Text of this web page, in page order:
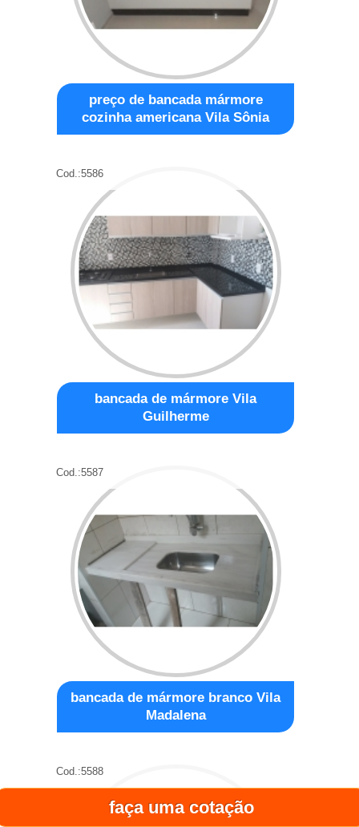
faça uma cotação
preço de bancada mármore
cozinha americana Vila Sônia
Cod.:5586
bancada de mármore Vila
Guilherme
Cod.:5587
bancada de mármore branco Vila
Madalena
Cod.:5588